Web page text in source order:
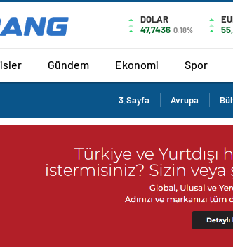
DOLAR
47,7436 0.18%
Gündem Ekonomi Spor
3.Sayfa Avrupa